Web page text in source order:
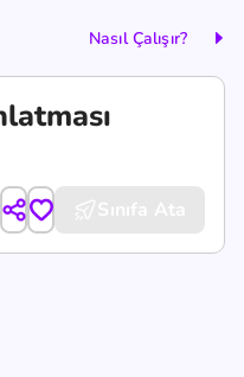
Nasıl Çalışır?